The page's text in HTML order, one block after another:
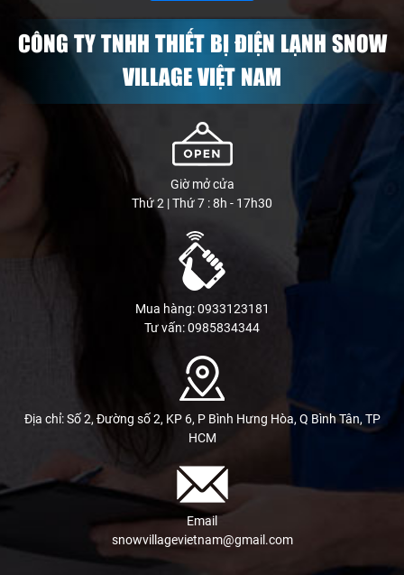
CÔNG TY TNHH THIẾT BỊ ĐIỆN LẠNH SNOW
VILLAGE VIỆT NAM
Giờ mở cửa
Thứ 2 | Thứ 7 : 8h - 17h30
Mua hàng: 0933123181
Tư vấn: 0985834344
Địa chỉ: Số 2, Đường số 2, KP 6, P Bình Hưng Hòa, Q Bình Tân, TP
HCM
Email
snowvillagevietnam@gmail.com